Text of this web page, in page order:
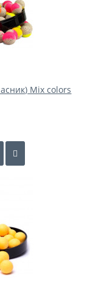
Mix colors